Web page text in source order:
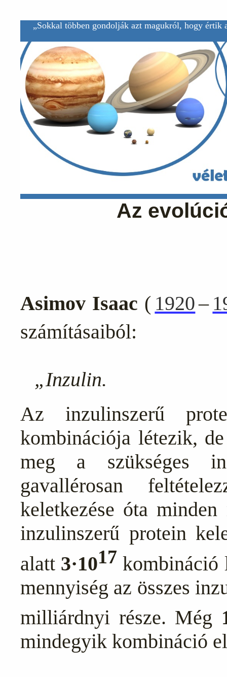
„Sokkal többen gondolják azt magukról, hogy
Az
Asimov Isaac ( 1920–
számításaiból:
„Inzulin.
Az inzulinszerű
kombinációja létezik,
meg a szükséges
gavallérosan
keletkezése óta
inzulinszerű protein
alatt 3·1017kombináció
mennyiség az összes
milliárdnyi része. Még
mindegyik kombináció